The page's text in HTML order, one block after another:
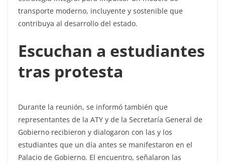
transporte moderno, incluyente y sostenible que
contribuya al desarrollo del estado.
Escuchan a estudiantes
tras protesta
Durante la reunión, se informó también que
representantes de la ATY y de la Secretaría General de
Gobierno recibieron y dialogaron con las y los
estudiantes que un día antes se manifestaron en el
Palacio de Gobierno. El encuentro, señalaron las